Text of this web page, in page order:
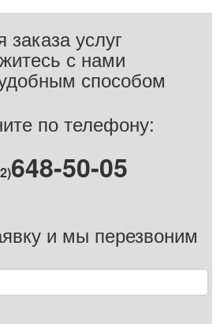
заказа услуг
с нами
способом
по телефону:
648-50-05
и мы перезвоним